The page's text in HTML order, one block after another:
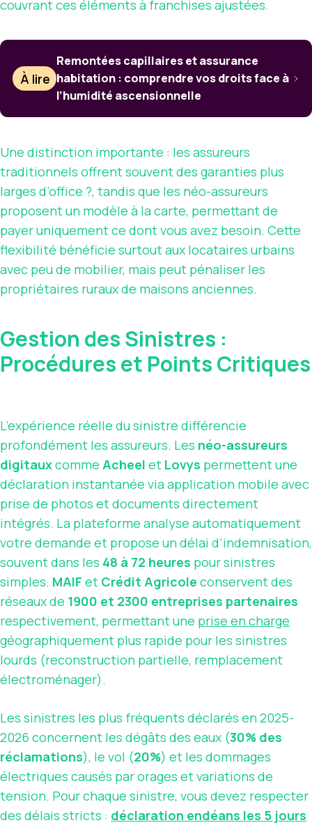
couvrant ces éléments à franchises ajustées.
À lire
Remontées capillaires et assurance
habitation : comprendre vos droits face à
l’humidité ascensionnelle
Une distinction importante : les assureurs
traditionnels offrent souvent des garanties plus
larges d’office ?, tandis que les néo-assureurs
proposent un modèle à la carte, permettant de
payer uniquement ce dont vous avez besoin. Cette
flexibilité bénéficie surtout aux locataires urbains
avec peu de mobilier, mais peut pénaliser les
propriétaires ruraux de maisons anciennes.
Gestion des Sinistres :
Procédures et Points Critiques
L’expérience réelle du sinistre différencie
profondément les assureurs. Les néo-assureurs
digitauxcomme Acheel et Lovys permettent une
déclaration instantanée via application mobile avec
prise de photos et documents directement
intégrés. La plateforme analyse automatiquement
votre demande et propose un délai d’indemnisation,
souvent dans les 48 à 72 heures pour sinistres
simples. MAIF et Crédit Agricole conservent des
réseaux de 1900 et 2300 entreprises partenaires
respectivement, permettant une prise en charge
géographiquement plus rapide pour les sinistres
lourds (reconstruction partielle, remplacement
électroménager).
Les sinistres les plus fréquents déclarés en 2025-
2026 concernent les dégâts des eaux (30% des
réclamations), le vol (20%) et les dommages
électriques causés par orages et variations de
tension. Pour chaque sinistre, vous devez respecter
des délais stricts : déclaration endéans les 5 jours